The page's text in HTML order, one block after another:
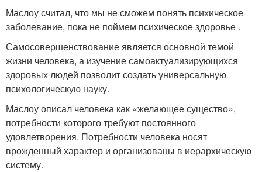
Маслоу считал, что мы не сможем понять психическое
заболевание, пока не поймем психическое здоровье .
Самосовершенствование является основной темой
жизни человека, а изучение самоактуализирующихся
здоровых людей позволит создать универсальную
психологическую науку.
Маслоу описал человека как «желающее существо»,
потребности которого требуют постоянного
удовлетворения. Потребности человека носят
врожденный характер и организованы в иерархическую
систему.